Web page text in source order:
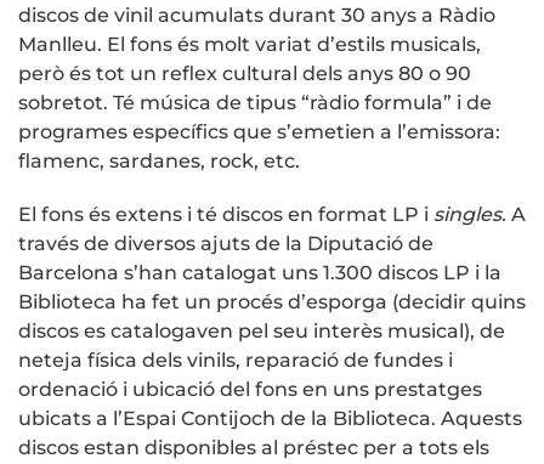
discos de vinil acumulats durant 30 anys a Ràdio
Manlleu. El fons és molt variat d’estils musicals,
però és tot un reflex cultural dels anys 80 o 90
sobretot. Té música de tipus “ràdio formula” i de
programes específics que s’emetien a l’emissora:
flamenc, sardanes, rock, etc.
El fons és extens i té discos en format LP i singles. A
través de diversos ajuts de la Diputació de
Barcelona s’han catalogat uns 1.300 discos LP i la
Biblioteca ha fet un procés d’esporga (decidir quins
discos es catalogaven pel seu interès musical), de
neteja física dels vinils, reparació de fundes i
ordenació i ubicació del fons en uns prestatges
ubicats a l’Espai Contijoch de la Biblioteca. Aquests
discos estan disponibles al préstec per a tots els